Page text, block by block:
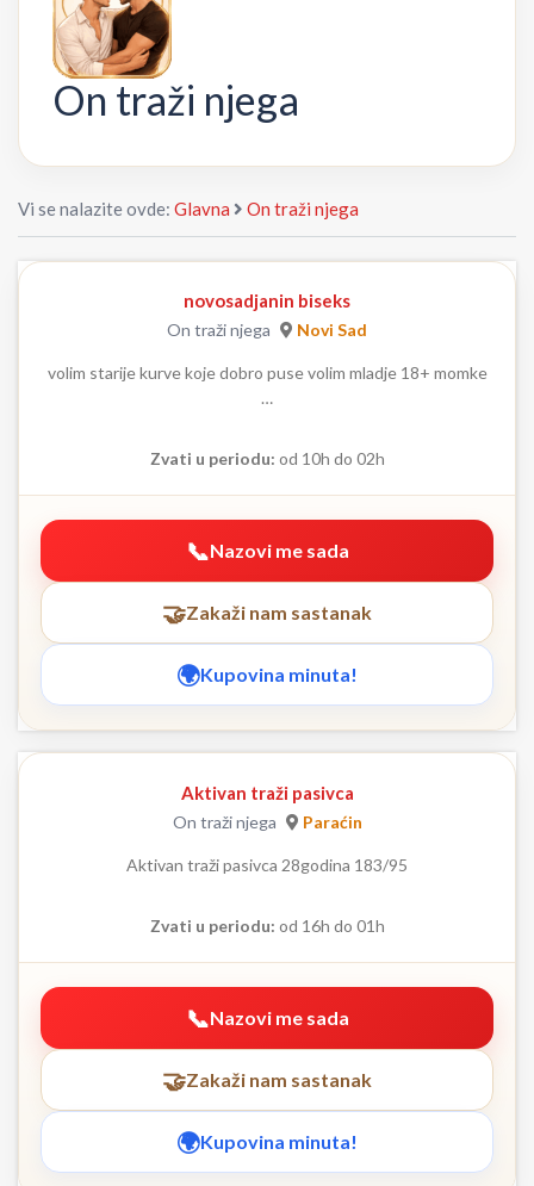
On traži njega
Vi se nalazite ovde: Glavna On traži njega
novosadjanin biseks
On traži njega Novi Sad
volim starije kurve koje dobro puse volim mladje 18+ momke
…
Zvati u periodu: od 10h do 02h
Nazovi me sada
Zakaži nam sastanak
Kupovina minuta!
Aktivan traži pasivca
On traži njega Paraćin
Aktivan traži pasivca 28godina 183/95
Zvati u periodu: od 16h do 01h
Nazovi me sada
Zakaži nam sastanak
Kupovina minuta!